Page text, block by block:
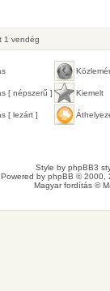
1 vendég
[ népszerű ] Kiemelt
[ lezárt ]
Style by phpBB3
Powered by phpBB © 2000,
Magyar fordítás ©